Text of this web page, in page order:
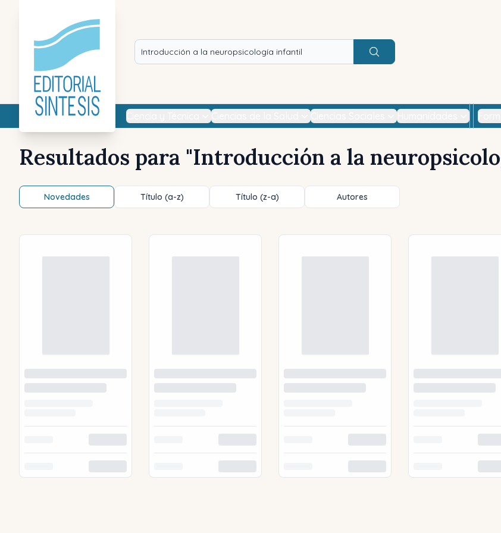
Buscar
Resultados para "Introducción a la
Novedades Título (a-z) Título (z-a) Autores